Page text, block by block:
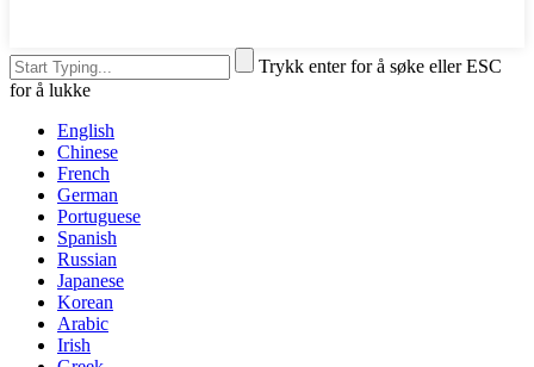
Trykk enter for å søke eller ESC
for å lukke
English
Chinese
French
German
Portuguese
Spanish
Russian
Japanese
Korean
Arabic
Irish